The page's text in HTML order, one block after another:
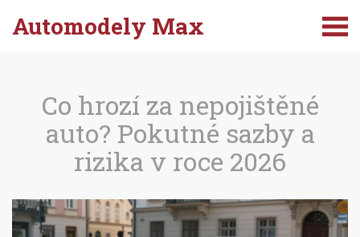
Automodely Max
Co hrozí za nepojištěné
auto? Pokutné sazby a
rizika v roce 2026